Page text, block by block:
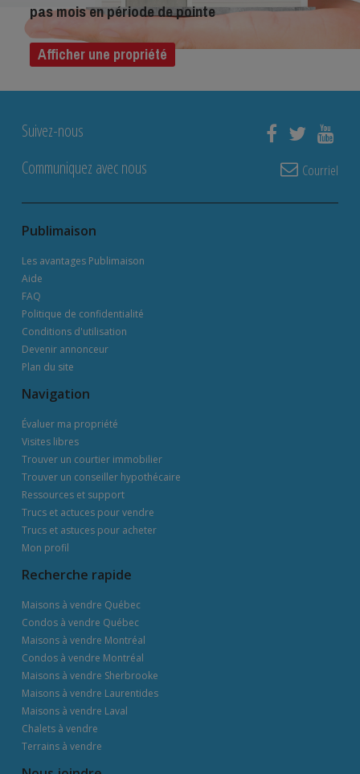
pas mois en période de pointe
Afficher une propriété
Suivez-nous
Communiquez avec nous
Courriel
Publimaison
Les avantages Publimaison
Aide
FAQ
Politique de confidentialité
Conditions d'utilisation
Devenir annonceur
Plan du site
Navigation
Évaluer ma propriété
Visites libres
Trouver un courtier immobilier
Trouver un conseiller hypothécaire
Ressources et support
Trucs et actuces pour vendre
Trucs et astuces pour acheter
Mon profil
Recherche rapide
Maisons à vendre Québec
Condos à vendre Québec
Maisons à vendre Montréal
Condos à vendre Montréal
Maisons à vendre Sherbrooke
Maisons à vendre Laurentides
Maisons à vendre Laval
Chalets à vendre
Terrains à vendre